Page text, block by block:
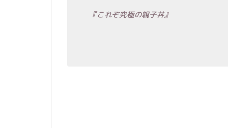
『これぞ究極の親子丼』